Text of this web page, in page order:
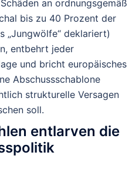
an ordnungsgemäß
bis zu 40 Prozent der
„Jungwölfe“ deklariert)
entbehrt jeder
und bricht europäisches
Abschussschablone
strukturelle Versagen
soll.
entlarven die